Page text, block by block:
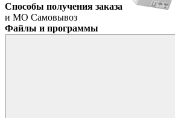
Способы получения заказа
и МО Самовывоз
Файлы и программы